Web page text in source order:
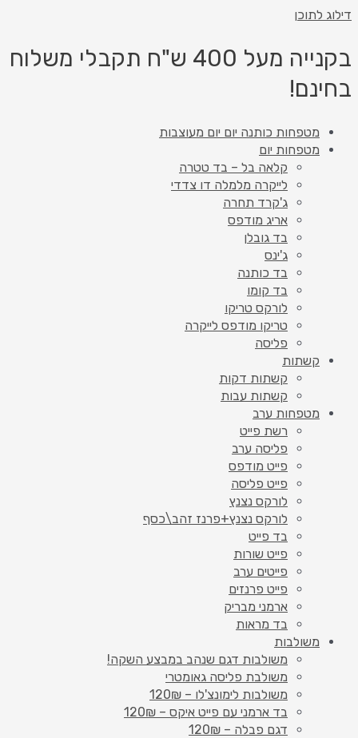
דילוג לתוכן
בקנייה מעל 400 ש"ח תקבלי משלוח
בחינם!
מטפחות כותנה יום יום מעוצבות
מטפחות יום
קלאה בל – בד טטרה
לייקרה מלמלה דו צדדי
ג'קרד תחרה
אריג מודפס
בד גובלן
ג'ינס
בד כותנה
בד קומו
לורקס טריקו
טריקו מודפס לייקרה
פליסה
קשתות
קשתות דקות
קשתות עבות
מטפחות ערב
רשת פייט
פליסה ערב
פייט מודפס
פייט פליסה
לורקס נצנץ
לורקס נצנץ+פרנז זהב\כסף
בד פייט
פייט שורות
פייטים ערב
פייט פרנזים
ארמני מבריק
בד מראות
משולבות
משולבות דגם שנהב במבצע השקה!
משולבת פליסה גאומטרי
משולבות לימונצ'לו – 120₪
בד ארמני עם פייט איקס – 120₪
דגם פבלה – 120₪